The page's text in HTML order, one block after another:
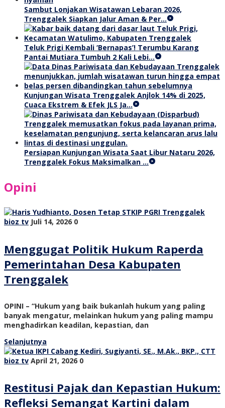
Sambut Lonjakan Wisatawan Lebaran 2026,
Trenggalek Siapkan Jalur Aman & Per…
Teluk Prigi Kembali ‘Bernapas’! Terumbu Karang
Pantai Mutiara Tumbuh 2 Kali Lebi…
Kunjungan Wisata Trenggalek Anjlok 14% di 2025,
Cuaca Ekstrem & Efek JLS Ja…
Persiapan Kunjungan Wisata Saat Libur Nataru 2026,
Trenggalek Fokus Maksimalkan …
Opini
bioz tv Juli 14, 2026 0
Menggugat Politik Hukum Raperda
Pemerintahan Desa Kabupaten
Trenggalek
OPINI – “Hukum yang baik bukanlah hukum yang paling
banyak mengatur, melainkan hukum yang paling mampu
menghadirkan keadilan, kepastian, dan
Selanjutnya
bioz tv April 21, 2026 0
Restitusi Pajak dan Kepastian Hukum:
Refleksi Semangat Kartini dalam